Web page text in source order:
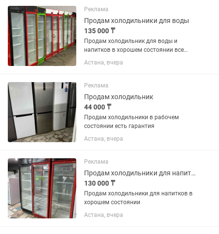
Реклама
Продам холодильники для воды
135 000 ₸
Продам холодильник для воды и
напитков в хорошем состоянии все
работает без дефектов
Астана, вчера
Реклама
Продам холодильник
44 000 ₸
Продам холодильники в рабочем
состоянии есть гарантия
Астана, вчера
Реклама
Продам холодильники для напитков в хорошем состоянии
130 000 ₸
Продам холодильники для напитков в
хорошем состоянии
Астана, вчера